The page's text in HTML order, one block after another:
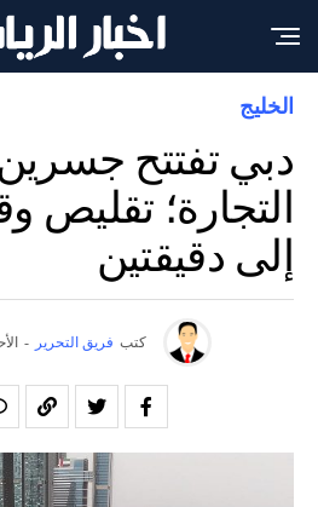
الخليج
دبي تفتتح
التجارة؛ تقليص
إلى دقيقتين
كتب فريق التحرير - الأحد 21